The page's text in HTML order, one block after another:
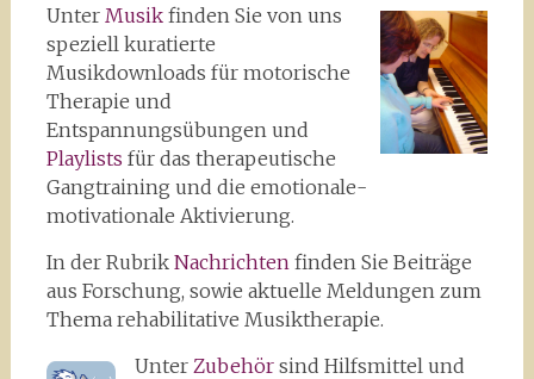
Unter Musikfinden Sie von uns
speziell kuratierte
Musikdownloads für motorische
Therapie und
Entspannungsübungen und
Playlists für das therapeutische
Gangtraining und die emotionale-
motivationale Aktivierung.
In der Rubrik Nachrichtenfinden Sie Beiträge
aus Forschung, sowie aktuelle Meldungen zum
Thema rehabilitative Musiktherapie.
Unter Zubehörsind Hilfsmittel und